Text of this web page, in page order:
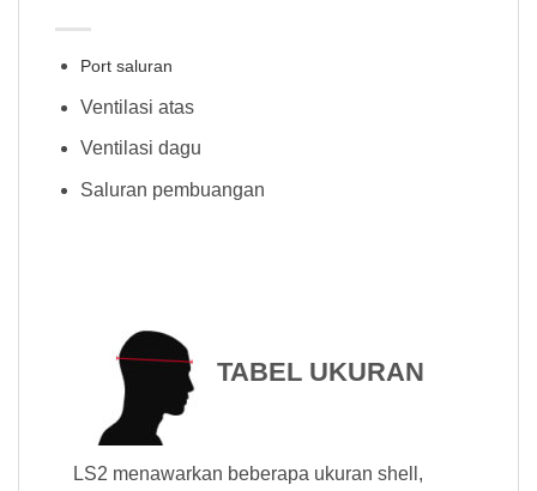
Port saluran
Ventilasi atas
Ventilasi dagu
Saluran pembuangan
TABEL UKURAN
LS2 menawarkan beberapa ukuran shell,